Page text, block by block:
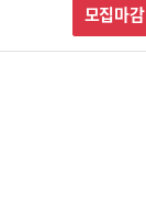
모집마감